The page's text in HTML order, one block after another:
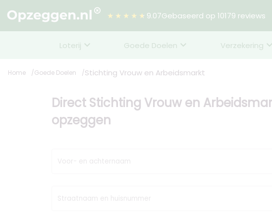
★★★★★ 9.07Gebaseerd op 10179 reviews
Loterij Goede Doelen Verzekering
Home Goede Doelen Stichting Vrouw en Arbeidsmarkt
Direct Stichting Vrouw en
opzeggen
Voor- en achternaam
Straatnaam en huisnummer